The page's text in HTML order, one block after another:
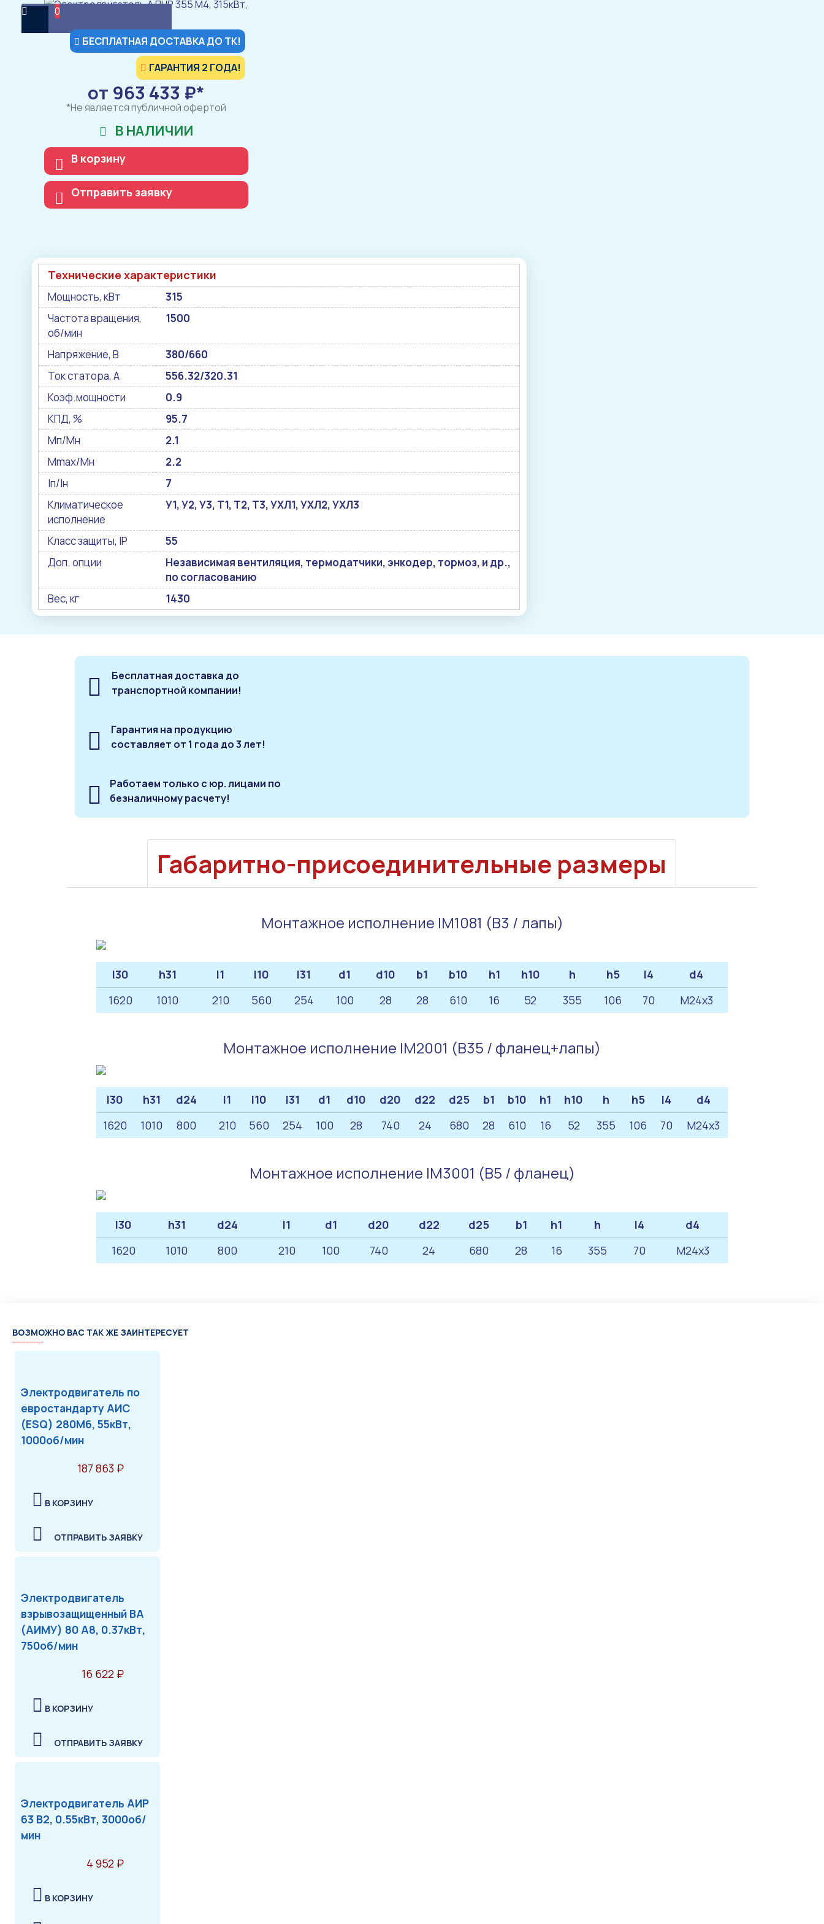
0
БЕСПЛАТНАЯ ДОСТАВКА ДО ТК!
ГАРАНТИЯ 2 ГОДА!
от 963 433 ₽*
*Не является публичной офертой
В НАЛИЧИИ
В корзину
Отправить заявку
Технические характеристики
Мощность, кВт
315
Частота вращения,
об/мин
1500
Напряжение, В
380/660
Ток статора, А
556.32/320.31
Коэф.мощности
0.9
КПД, %
95.7
Мп/Мн
2.1
Mmax/Mн
2.2
Iп/Iн
7
Климатическое
исполнение
У1, У2, У3, Т1, Т2, Т3, УХЛ1, УХЛ2, УХЛ3
Класс защиты, IP
55
Доп. опции
Независимая вентиляция, термодатчики, энкодер, тормоз, и др.,
по согласованию
Вес, кг
1430
Бесплатная доставка до
транспортной компании!
Гарантия на продукцию
составляет от 1 года до 3 лет!
Работаем только с юр. лицами по
безналичному расчету!
Габаритно-присоединительные размеры
Монтажное исполнение IM1081 (B3 / лапы)
l30 h31 l1 l10 l31 d1 d10 b1 b10 h1 h10 h h5 l4
d4
1620
1010 210 560 254 100 28 28 610 16 52 355 106 70 M24x3
Монтажное исполнение IM2001 (B35 / фланец+лапы)
l30 h31 d24 l1 l10 l31 d1 d10 d20 d22 d25 b1 b10 h1 h10 h h5 l4
d4
1620
1010 800 210 560 254 100 28 740 24 680 28 610 16 52 355 106 70 M24x3
Монтажное исполнение IM3001 (B5 / фланец)
l30 h31 d24 l1 d1 d20 d22 d25 b1 h1 h l4
d4
1620
1010 800 210 100 740 24 680 28 16 355 70 M24x3
ВОЗМОЖНО ВАС ТАК ЖЕ ЗАИНТЕРЕСУЕТ
Электродвигатель по
евростандарту АИС
(ESQ) 280M6, 55кВт,
1000об/мин
187 863 ₽
В КОРЗИНУ
ОТПРАВИТЬ ЗАЯВКУ
Электродвигатель
взрывозащищенный ВА
(АИМУ) 80 А8, 0.37кВт,
750об/мин
16 622 ₽
В КОРЗИНУ
ОТПРАВИТЬ ЗАЯВКУ
Электродвигатель АИР
63 В2, 0.55кВт, 3000об/
мин
4 952 ₽
В КОРЗИНУ